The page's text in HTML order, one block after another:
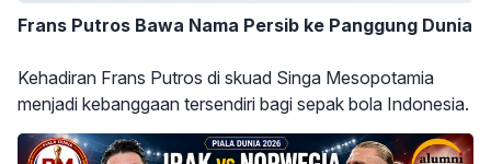
Frans Putros Bawa Nama Persib ke Panggung Dunia
Kehadiran Frans Putros di skuad Singa Mesopotamia
menjadi kebanggaan tersendiri bagi sepak bola Indonesia.